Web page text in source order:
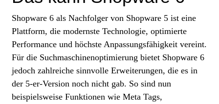
Shopware 6 als Nachfolger von Shopware 5 ist eine
Plattform, die modernste Technologie, optimierte
Performance und höchste Anpassungsfähigkeit vereint.
Für die Suchmaschinenoptimierung bietet Shopware 6
jedoch zahlreiche sinnvolle Erweiterungen, die es in
der 5-er-Version noch nicht gab. So sind nun
beispielsweise Funktionen wie Meta Tags,